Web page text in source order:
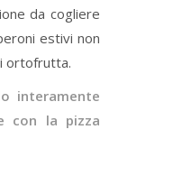
da cogliere
estivi non
ortofrutta.
interamente
con la pizza